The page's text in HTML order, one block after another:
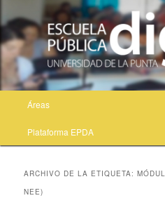
Menú principal
Ir al contenido principal
Ir al contenido secundario
Áreas
Plataforma EPDA
ARCHIVO DE LA ETIQUETA:
NEE)